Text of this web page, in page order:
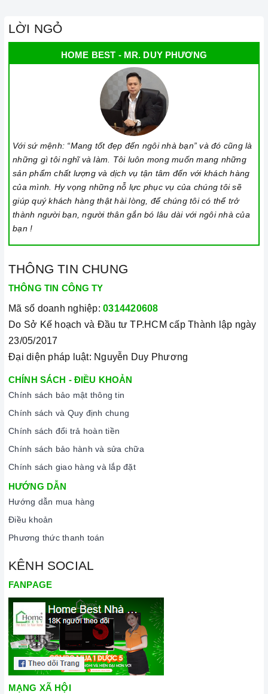
LỜI NGỎ
HOME BEST - MR. DUY PHƯƠNG
Với sứ mệnh: “Mang tốt đẹp đến ngôi nhà bạn” và đó cũng là
những gì tôi nghĩ và làm. Tôi luôn mong muốn mang những
sản phẩm chất lượng và dịch vụ tận tâm đến với khách hàng
của mình. Hy vọng những nỗ lực phục vụ của chúng tôi sẽ
giúp quý khách hàng thật hài lòng, để chúng tôi có thể trở
thành người bạn, người thân gắn bó lâu dài với ngôi nhà của
bạn !
THÔNG TIN CHUNG
THÔNG TIN CÔNG TY
Mã số doanh nghiệp: 0314420608
Do Sở Kế hoạch và Đầu tư TP.HCM cấp Thành lập ngày
23/05/2017
Đại diện pháp luật: Nguyễn Duy Phương
CHÍNH SÁCH - ĐIỀU KHOẢN
Chính sách bảo mật thông tin
Chính sách và Quy định chung
Chính sách đổi trả hoàn tiền
Chính sách bảo hành và sửa chữa
Chính sách giao hàng và lắp đặt
HƯỚNG DẪN
Hướng dẫn mua hàng
Điều khoản
Phương thức thanh toán
KÊNH SOCIAL
FANPAGE
MẠNG XÃ HỘI